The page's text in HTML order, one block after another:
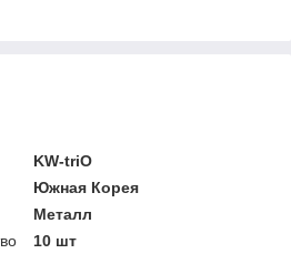
KW-triO
Южная Корея
Металл
10 шт